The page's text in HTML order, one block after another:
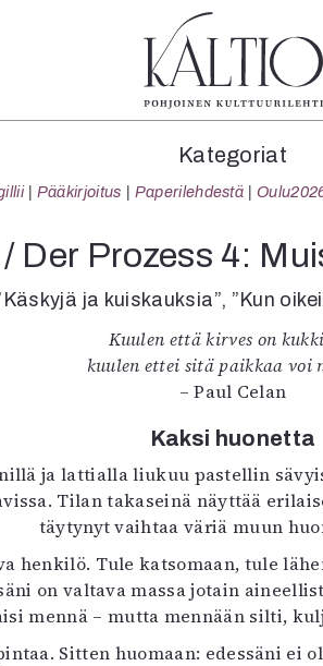
Kirjat
Lehdet
4/2026
1/2026
6/2025
5/2025 saame
Lehtiarkisto
Kategoriat
Pääkirjoitus Paperilehdestä
Der Prozess 4:
ja kuiskauksia”, ”Kun
Kuulen että kirves on
kuulen ettei sitä paikkaa voi
– Paul Celan
Kaksi huonetta
ja lattialla liukuu pastellin
Tilan takaseinä näyttää
täytynyt vaihtaa väriä muun
henkilö. Tule katsomaan, tule
on valtava massa jotain
mennä – mutta mennään silti,
Sitten huomaan: edessäni ei